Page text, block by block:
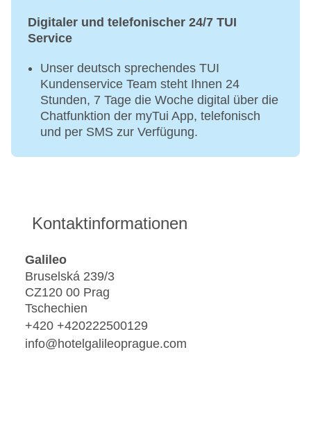
Digitaler und telefonischer 24/7 TUI
Service
Unser deutsch sprechendes TUI
Kundenservice Team steht Ihnen 24
Stunden, 7 Tage die Woche digital über die
Chatfunktion der myTui App, telefonisch
und per SMS zur Verfügung.
Kontaktinformationen
Galileo
Bruselská 239/3
CZ120 00 Prag
Tschechien
+420 +420222500129
info@hotelgalileoprague.com